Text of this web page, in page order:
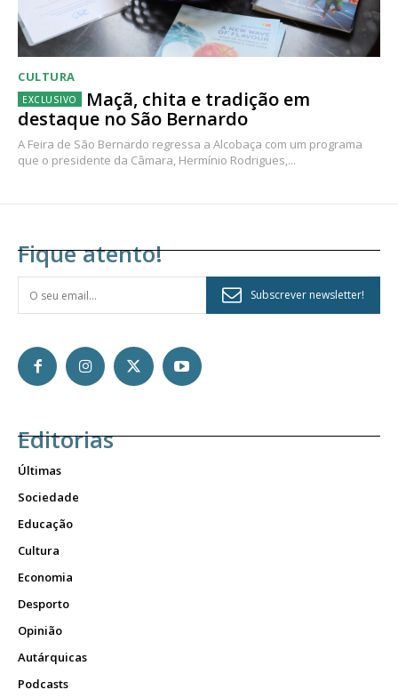
CULTURA
Maçã, chita e tradição em
destaque no São Bernardo
A Feira de São Bernardo regressa a Alcobaça com um programa
que o presidente da Câmara, Hermínio Rodrigues,...
Fique atento!
Subscrever newsletter!
Editorias
Últimas
Sociedade
Educação
Cultura
Economia
Desporto
Opinião
Autárquicas
Podcasts